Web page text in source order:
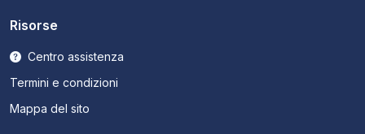
Risorse
Centro assistenza
Termini e condizioni
Mappa del sito